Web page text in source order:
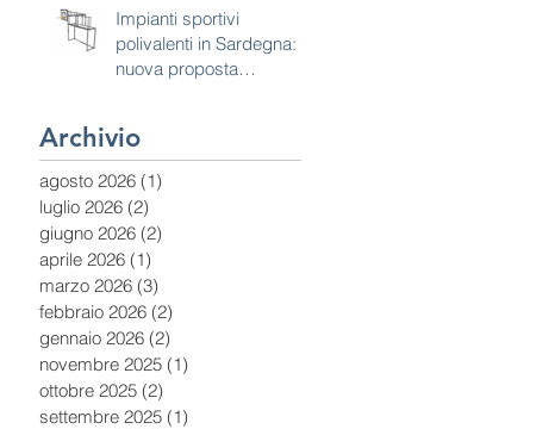
Impianti sportivi
polivalenti in Sardegna:
nuova proposta
Archivio
agosto 2026 (1)
luglio 2026 (2)
giugno 2026 (2)
aprile 2026 (1)
marzo 2026 (3)
febbraio 2026 (2)
gennaio 2026 (2)
novembre 2025 (1)
ottobre 2025 (2)
settembre 2025 (1)